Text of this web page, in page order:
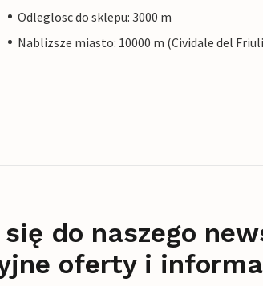
Odleglosc do sklepu: 3000 m
Nablizsze miasto: 10000 m (Cividale del
się do naszego
oferty i